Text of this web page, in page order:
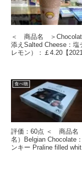
＜ 商品名 ＞
添えSalted Cheese：
レモン）：￡4.20【
食べ物
評価：60点 ＜ 商品名
名）Belgian Chocolate
ンキー Praline filled